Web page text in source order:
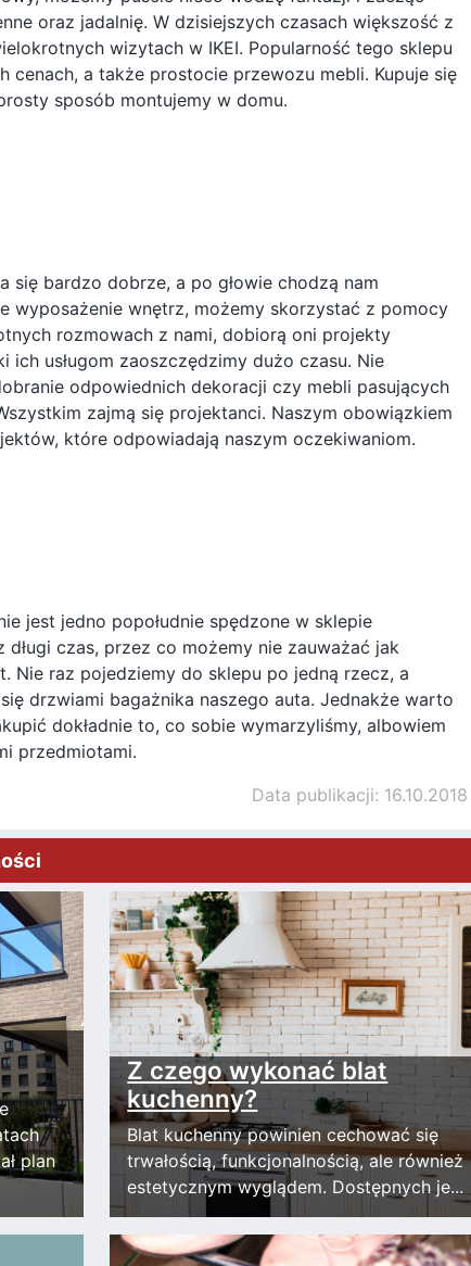
oraz jadalnię. W dzisiejszych czasach większość z
wizytach w IKEI. Popularność tego sklepu
cenach, a także prostocie przewozu mebli. Kupuje się
sposób montujemy w domu.
się bardzo dobrze, a po głowie chodzą nam
wyposażenie wnętrz, możemy skorzystać z pomocy
rozmowach z nami, dobiorą oni projekty
ich usługom zaoszczędzimy dużo czasu. Nie
odpowiednich dekoracji czy mebli pasujących
zajmą się projektanci. Naszym obowiązkiem
które odpowiadają naszym oczekiwaniom.
jest jedno popołudnie spędzone w sklepie
czas, przez co możemy nie zauważać jak
Nie raz pojedziemy do sklepu po jedną rzecz, a
drzwiami bagażnika naszego auta. Jednakże warto
dokładnie to, co sobie wymarzyliśmy, albowiem
przedmiotami.
Data publikacji: 16.10.2018
plan
Z czego wykonać blat
kuchenny?
Blat kuchenny powinien cechować się
trwałością, funkcjonalnością, ale również
estetycznym wyglądem. Dostępnych je...